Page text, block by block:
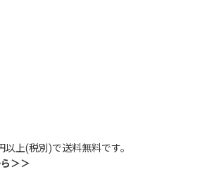
上(税別)で送料無料です。
＞＞